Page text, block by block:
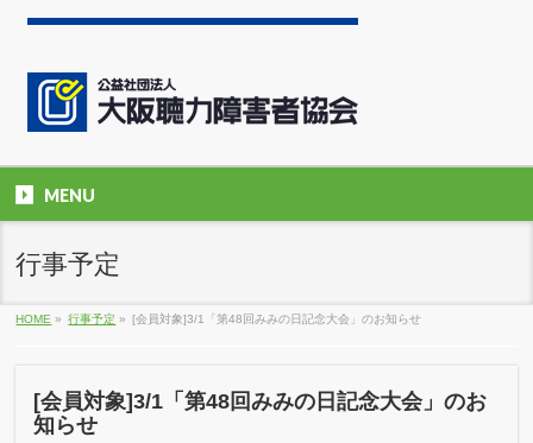
MENU
行事予定
HOME » 行事予定 » [会員対象]3/1「第48回みみの日記念大会」のお知らせ
[会員対象]3/1「第48回みみの日記念大会」のお
知らせ